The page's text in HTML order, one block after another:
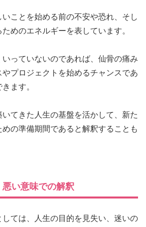
ことを始める前の不安や恐れ、そし
めのエネルギーを表しています。
いっていないのであれば、仙骨の痛み
プロジェクトを始めるチャンスであ
ます。
いてきた人生の基盤を活かして、新た
の準備期間であると解釈することも
悪い意味での解釈
ては、人生の目的を見失い、迷いの